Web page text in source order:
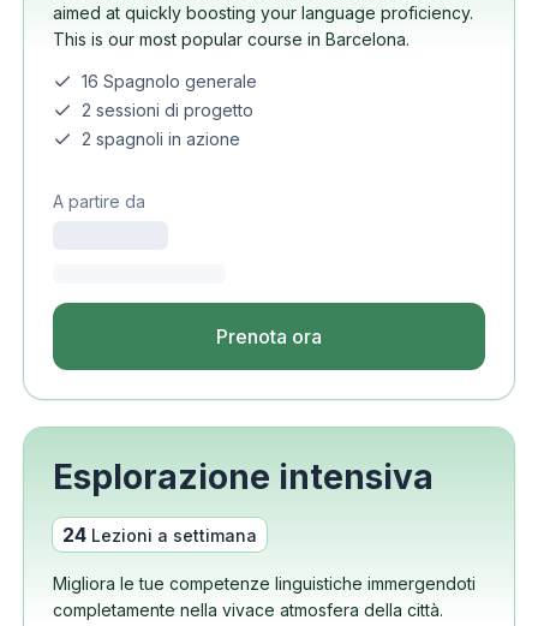
aimed at quickly boosting your language proficiency.
This is our most popular course in Barcelona.
16 Spagnolo generale
2 sessioni di progetto
2 spagnoli in azione
A partire da
Prenota ora
Esplorazione intensiva
24 Lezioni a settimana
Migliora le tue competenze linguistiche immergendoti
completamente nella vivace atmosfera della città.